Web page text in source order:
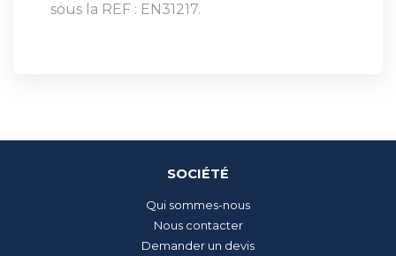
sous la REF : EN31217.
SOCIÉTÉ
Qui sommes-nous
Nous contacter
Demander un devis